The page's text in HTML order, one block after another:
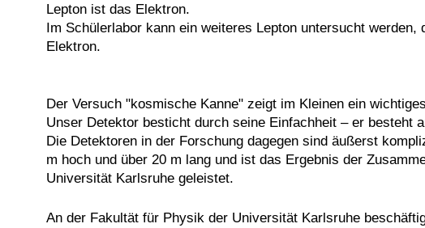
Lepton ist das Elektron.
Im Schülerlabor kann ein weiteres Lepton untersucht
Elektron.
Der Versuch "kosmische Kanne" zeigt im Kleinen ein
Unser Detektor besticht durch seine Einfachheit – er besteht
Die Detektoren in der Forschung dagegen sind äußerst
m hoch und über 20 m lang und ist das Ergebnis der
Universität Karlsruhe geleistet.
An der Fakultät für Physik der Universität Karlsruhe